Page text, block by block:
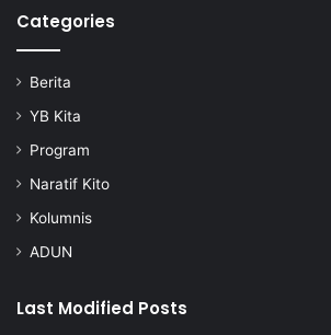
Categories
Berita
YB Kita
Program
Naratif Kito
Kolumnis
ADUN
Last Modified Posts